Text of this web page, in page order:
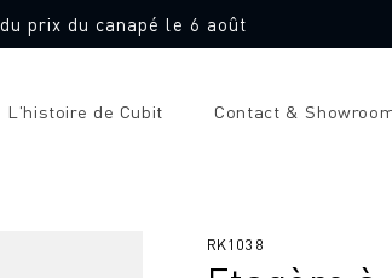
prix du canapé le 6 août
L'histoire de Cubit Contact &
SKU
RK1038